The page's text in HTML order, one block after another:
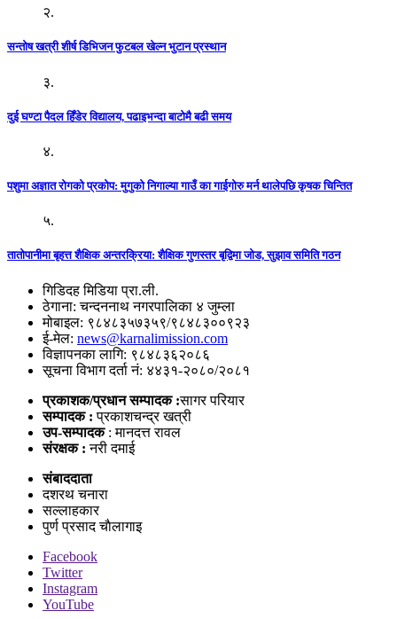
२.
सन्तोष खत्री शीर्ष डिभिजन फुटबल खेल्न भुटान प्रस्थान
३.
दुई घण्टा पैदल हिँडेर विद्यालय, पढाइभन्दा बाटोमै बढी समय
४.
पशुमा अज्ञात रोगको प्रकोप: मुगुको निगाल्या गाउँ का गाईगोरु मर्न थालेपछि कृषक चिन्तित
५.
तातोपानीमा बृहत्त शैक्षिक अन्तरक्रिया: शैक्षिक गुणस्तर बृद्विमा जोड, सुझाव समिति गठन
गिडिदह मिडिया प्रा.ली.
ठेगाना: चन्दननाथ नगरपालिका ४ जुम्ला
मोबाइल: ९८४८३५७३५९/९८४८३००९२३
ई-मेल: news@karnalimission.com
विज्ञापनका लागि: ९८४८३६२०८६
सूचना विभाग दर्ता नं: ४४३१-२०८०/२०८१
प्रकाशक/प्रधान सम्पादक :सागर परियार
सम्पादक :प्रकाशचन्द्र खत्री
उप-सम्पादक: मानदत्त रावल
संरक्षक : नरी दमाई
संबाददाता
दशरथ चनारा
सल्लाहकार
पुर्ण प्रसाद चाैलागाइ
Facebook
Twitter
Instagram
YouTube